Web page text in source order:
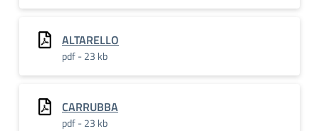
ALTARELLO
pdf - 23 kb
CARRUBBA
pdf - 23 kb